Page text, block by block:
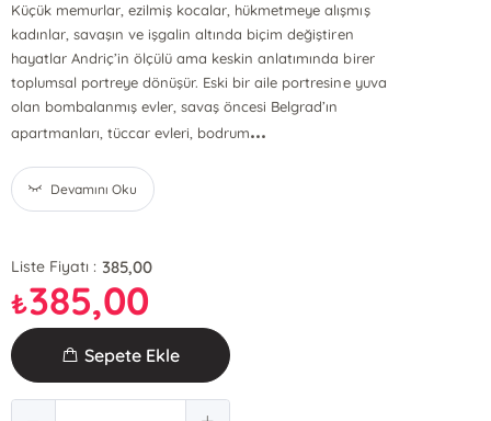
Küçük memurlar, ezilmiş kocalar, hükmetmeye alışmış
kadınlar, savaşın ve işgalin altında biçim değiştiren
hayatlar Andriç’in ölçülü ama keskin anlatımında birer
toplumsal portreye dönüşür. Eski bir aile portresine yuva
olan bombalanmış evler, savaş öncesi Belgrad’ın
apartmanları, tüccar evleri, bodrum...
Devamını Oku
Liste Fiyatı : 385,00
₺385,00
Sepete Ekle